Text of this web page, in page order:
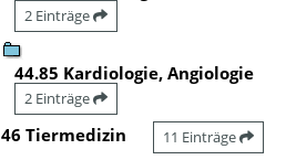
2 Einträge
44.85 Kardiologie, Angiologie
2 Einträge
46 Tiermedizin 11 Einträge